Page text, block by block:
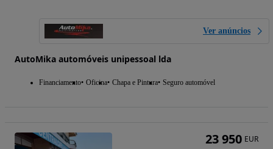
Ver anúncios
AutoMika automóveis unipessoal lda
Financiamento Oficina Chapa e Pintura Seguro automóvel
23 950 EUR